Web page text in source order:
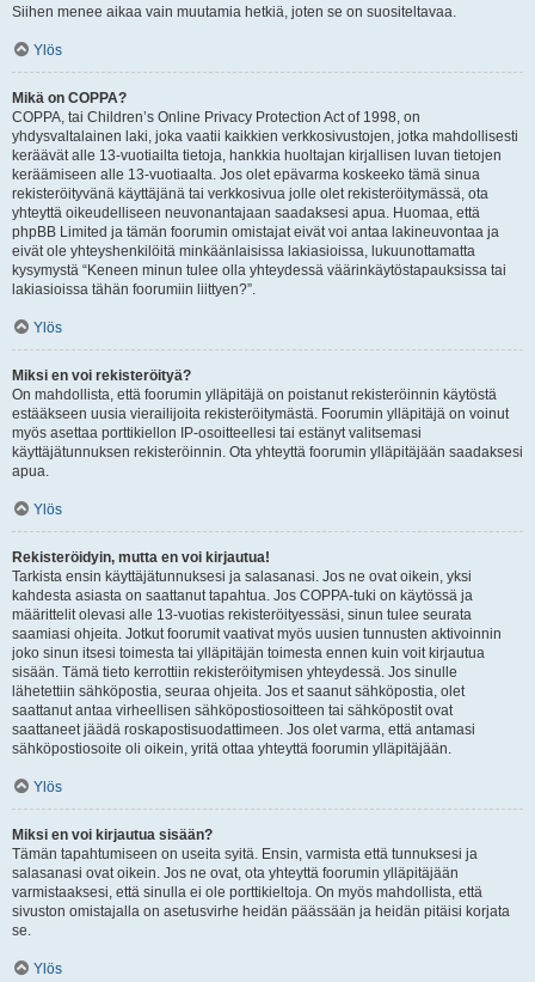
Siihen menee aikaa vain muutamia hetkiä, joten se on suositeltavaa.
Ylös
Mikä on COPPA?
COPPA, tai Children’s Online Privacy Protection Act of 1998, on
yhdysvaltalainen laki, joka vaatii kaikkien verkkosivustojen, jotka mahdollisesti
keräävät alle 13-vuotiailta tietoja, hankkia huoltajan kirjallisen luvan tietojen
keräämiseen alle 13-vuotiaalta. Jos olet epävarma koskeeko tämä sinua
rekisteröityvänä käyttäjänä tai verkkosivua jolle olet rekisteröitymässä, ota
yhteyttä oikeudelliseen neuvonantajaan saadaksesi apua. Huomaa, että
phpBB Limited ja tämän foorumin omistajat eivät voi antaa lakineuvontaa ja
eivät ole yhteyshenkilöitä minkäänlaisissa lakiasioissa, lukuunottamatta
kysymystä “Keneen minun tulee olla yhteydessä väärinkäytöstapauksissa tai
lakiasioissa tähän foorumiin liittyen?”.
Ylös
Miksi en voi rekisteröityä?
On mahdollista, että foorumin ylläpitäjä on poistanut rekisteröinnin käytöstä
estääkseen uusia vierailijoita rekisteröitymästä. Foorumin ylläpitäjä on voinut
myös asettaa porttikiellon IP-osoitteellesi tai estänyt valitsemasi
käyttäjätunnuksen rekisteröinnin. Ota yhteyttä foorumin ylläpitäjään saadaksesi
apua.
Ylös
Rekisteröidyin, mutta en voi kirjautua!
Tarkista ensin käyttäjätunnuksesi ja salasanasi. Jos ne ovat oikein, yksi
kahdesta asiasta on saattanut tapahtua. Jos COPPA-tuki on käytössä ja
määrittelit olevasi alle 13-vuotias rekisteröityessäsi, sinun tulee seurata
saamiasi ohjeita. Jotkut foorumit vaativat myös uusien tunnusten aktivoinnin
joko sinun itsesi toimesta tai ylläpitäjän toimesta ennen kuin voit kirjautua
sisään. Tämä tieto kerrottiin rekisteröitymisen yhteydessä. Jos sinulle
lähetettiin sähköpostia, seuraa ohjeita. Jos et saanut sähköpostia, olet
saattanut antaa virheellisen sähköpostiosoitteen tai sähköpostit ovat
saattaneet jäädä roskapostisuodattimeen. Jos olet varma, että antamasi
sähköpostiosoite oli oikein, yritä ottaa yhteyttä foorumin ylläpitäjään.
Ylös
Miksi en voi kirjautua sisään?
Tämän tapahtumiseen on useita syitä. Ensin, varmista että tunnuksesi ja
salasanasi ovat oikein. Jos ne ovat, ota yhteyttä foorumin ylläpitäjään
varmistaaksesi, että sinulla ei ole porttikieltoja. On myös mahdollista, että
sivuston omistajalla on asetusvirhe heidän päässään ja heidän pitäisi korjata
se.
Ylös